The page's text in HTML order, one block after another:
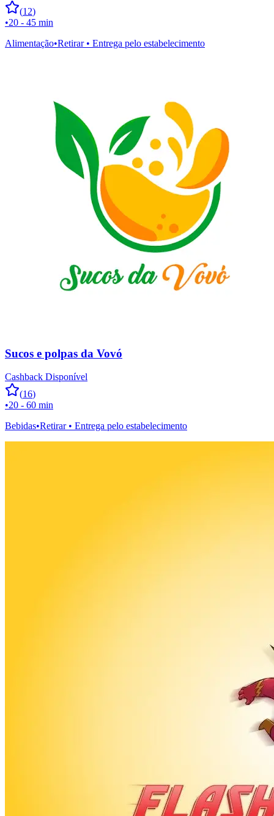
(12)
•20 - 45 min
Alimentação•Retirar • Entrega pelo estabelecimento
Sucos e polpas da Vovó
Cashback Disponível
(16)
•20 - 60 min
Bebidas•Retirar • Entrega pelo estabelecimento